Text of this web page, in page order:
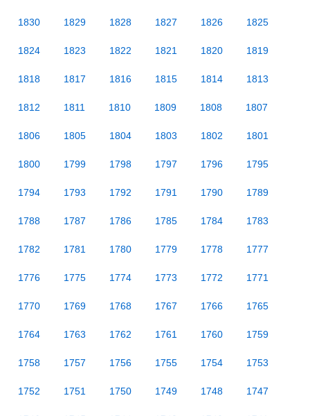
1830 1829 1828 1827 1826 1825
1824 1823 1822 1821 1820 1819
1818 1817 1816 1815 1814 1813
1812 1811 1810 1809 1808 1807
1806 1805 1804 1803 1802 1801
1800 1799 1798 1797 1796 1795
1794 1793 1792 1791 1790 1789
1788 1787 1786 1785 1784 1783
1782 1781 1780 1779 1778 1777
1776 1775 1774 1773 1772 1771
1770 1769 1768 1767 1766 1765
1764 1763 1762 1761 1760 1759
1758 1757 1756 1755 1754 1753
1752 1751 1750 1749 1748 1747